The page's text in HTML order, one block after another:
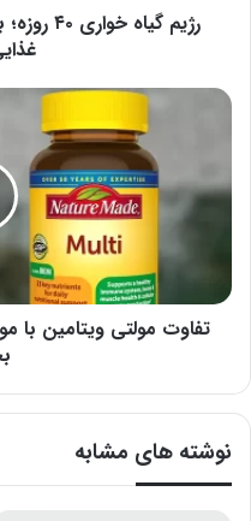
برنامه
رژیم
تفاوت
مولتی
نوع
تفاوت مولتی ویتامین با
نوشته های مشابه